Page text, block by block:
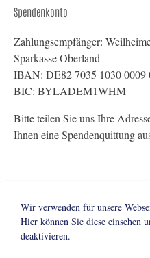
Spendenkonto
Zahlungsempfänger:
Sparkasse Oberland
IBAN: DE82 7035 1030 0009
BIC: BYLADEM1WHM
Bitte teilen Sie uns Ihre
Ihnen eine Spendenquittung
Wir verwenden für unsere
Hier können Sie diese einsehen
deaktivieren.